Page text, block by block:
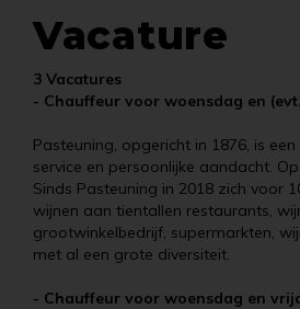
Vacature
3 Vacatures
- Chauffeur voor woensdag en
Pasteuning, opgericht in 1876, is
service en persoonlijke aandacht.
Sinds Pasteuning in 2018 zich voor
wijnen aan tientallen restaurants,
grootwinkelbedrijf, supermarkten,
met al een grote diversiteit.
- Chauffeur voor woensdag en